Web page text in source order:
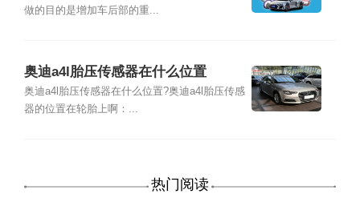
做的目的是增加车后部的重...
奥迪a4l胎压传感器在什么位置
奥迪a4l胎压传感器在什么位置?奥迪a4l胎压传感
器的位置在轮胎上啊：...
热门阅读